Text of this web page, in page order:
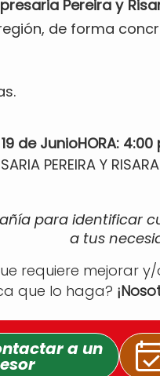
Pereira y
de forma
19 de JunioHORA:
PEREIRA Y
para identificar
a tus
requiere mejorar
que lo haga?
a un